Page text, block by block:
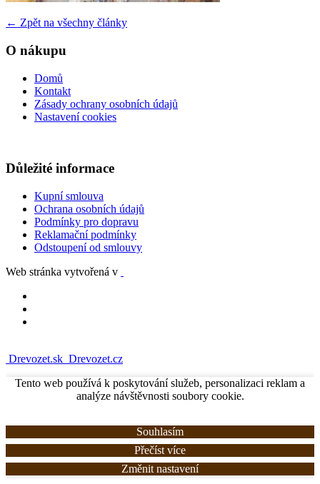
← Zpět na všechny články
O nákupu
Domů
Kontakt
Zásady ochrany osobních údajů
Nastavení cookies
Důležité informace
Kupní smlouva
Ochrana osobních údajů
Podmínky pro dopravu
Reklamační podmínky
Odstoupení od smlouvy
Web stránka vytvořená v
Drevozet.sk Drevozet.cz
Tento web používá k poskytování služeb, personalizaci reklam a
analýze návštěvnosti soubory cookie.
Souhlasím
Přečíst více
Změnit nastavení